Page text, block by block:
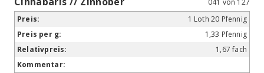
1 Loth 20 Pfennig
1,33 Pfennig
1,67 fach